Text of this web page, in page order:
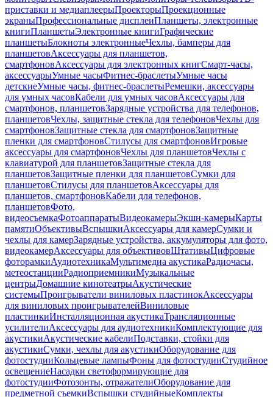
приставки и медиаплеерыПроекторыПроекционные
экраныПрофессиональные дисплеиПланшеты, электронные
книгиПланшетыЭлектронные книгиГрафические
планшетыБлокноты электронныеЧехлы, бамперы для
планшетовАксессуары для планшетов,
смартфоновАксессуары для электронных книгСмарт-часы,
аксессуарыУмные часыФитнес-браслетыУмные часы
детскиеУмные часы, фитнес-браслетыРемешки, аксессуары
для умных часовКабели для умных часовАксессуары для
смартфонов, планшетовЗарядные устройства для телефонов,
планшетовЧехлы, защитные стекла для телефоновЧехлы для
смартфоновЗащитные стекла для смартфоновЗащитные
пленки для смартфоновСтилусы для смартфоновИгровые
аксессуары для смартфоновЧехлы для планшетовЧехлы с
клавиатурой для планшетовЗащитные стекла для
планшетовЗащитные пленки для планшетовСумки для
планшетовСтилусы для планшетовАксессуары для
планшетов, смартфоновКабели для телефонов,
планшетовФото,
видеосъемкаФотоаппаратыВидеокамерыЭкшн-камерыКарты
памятиОбъективыВспышкиАксессуары для камерСумки и
чехлы для камерЗарядные устройства, аккумуляторы для фото,
видеокамерАксессуары для объективовШтативыЦифровые
фоторамкиАудиотехникаМультимедиа акустикаРадиочасы,
метеостанцииРадиоприемникиМузыкальные
центрыДомашние кинотеатрыАкустические
системыПроигрыватели виниловых пластинокАксессуары
для виниловых проигрывателейВиниловые
пластинкиИнсталляционная акустикаТрансляционные
усилителиАксессуары для аудиотехникиКомплектующие для
акустикиАкустические кабелиПодставки, стойки для
акустикиСумки, чехлы для акустикиОборудование для
фотостудииКольцевые лампыФоны для фотостудииСтудийное
освещениеНасадки светоформирующие для
фотостудииФотозонты, отражателиОборудование для
предметной съемкиВспышки студийныеКомплекты